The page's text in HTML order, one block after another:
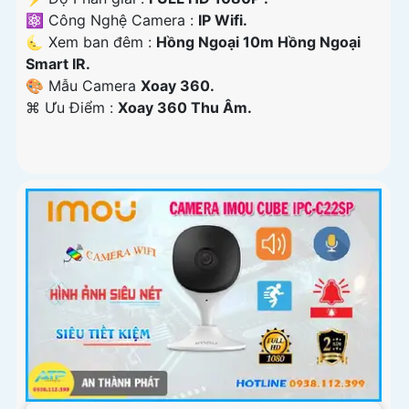
⚛️ Công Nghệ Camera : IP Wifi.
🌜 Xem ban đêm : Hồng Ngoại 10m Hồng Ngoại
Smart IR.
🎨 Mẫu Camera Xoay 360.
️⌘ Ưu Điểm : Xoay 360 Thu Âm.